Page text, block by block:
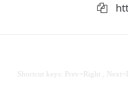
Shortcut keys: Prev=Right ,